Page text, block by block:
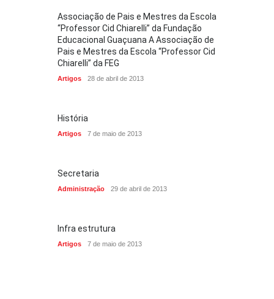
Associação de Pais e Mestres da Escola
“Professor Cid Chiarelli” da Fundação
Educacional Guaçuana A Associação de
Pais e Mestres da Escola “Professor Cid
Chiarelli” da FEG
Artigos 28 de abril de 2013
História
Artigos 7 de maio de 2013
Secretaria
Administração 29 de abril de 2013
Infra estrutura
Artigos 7 de maio de 2013